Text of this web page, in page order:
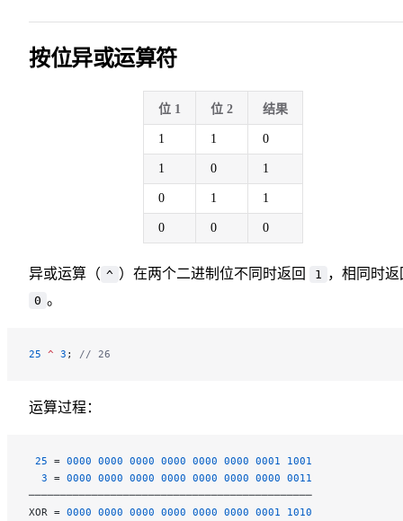
按位异或运算符
位 1 位 2 结果
1 1 0
1 0 1
0 1 1
0 0 0
异或运算（ ^ ）在两个二进制位不同时返回 1 ，相同时返
0 。
25 ^ 3 ; // 26
运算过程：
25 = 0000 0000 0000 0000 0000 0000 0001
1001
  3
= 0000 0000 0000 0000 0000 0000 0000 0011
─────────────────────────────────────────────
XOR = 0000 0000 0000 0000 0000 0000 0001 1010